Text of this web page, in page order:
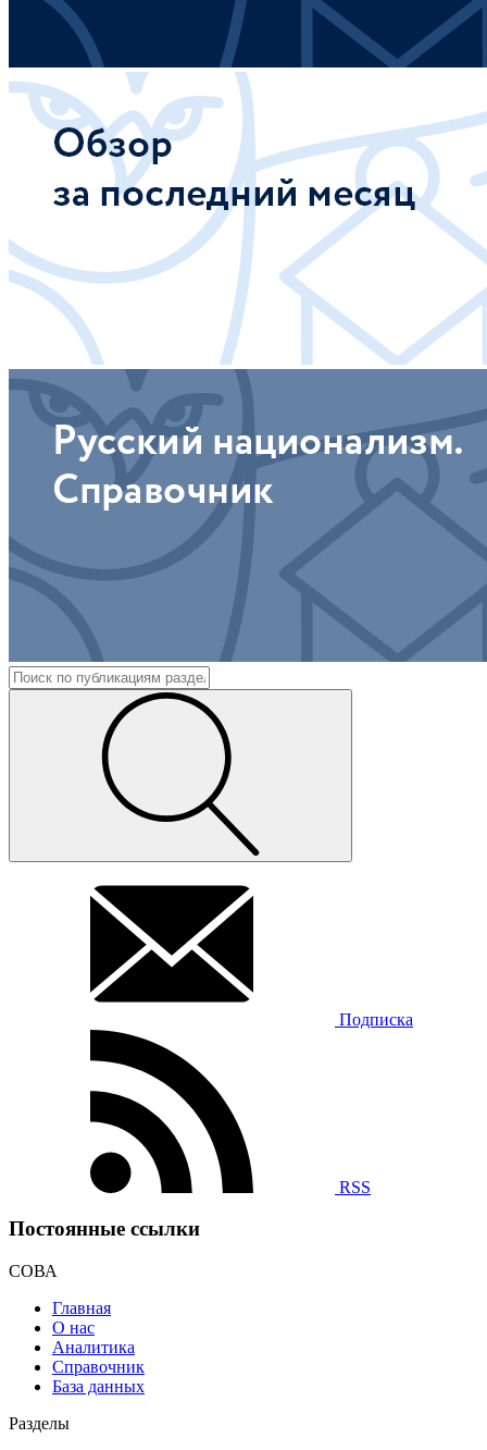
Подписка
RSS
Постоянные ссылки
СОВА
Главная
О нас
Аналитика
Справочник
База данных
Разделы